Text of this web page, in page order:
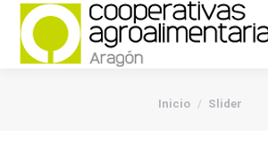
You are here:
Inicio Slider